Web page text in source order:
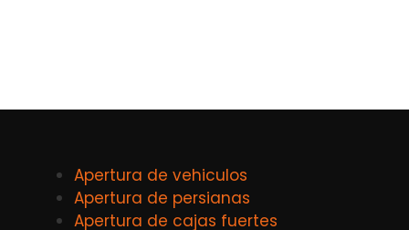
Apertura de vehiculos
Apertura de persianas
Apertura de cajas fuertes